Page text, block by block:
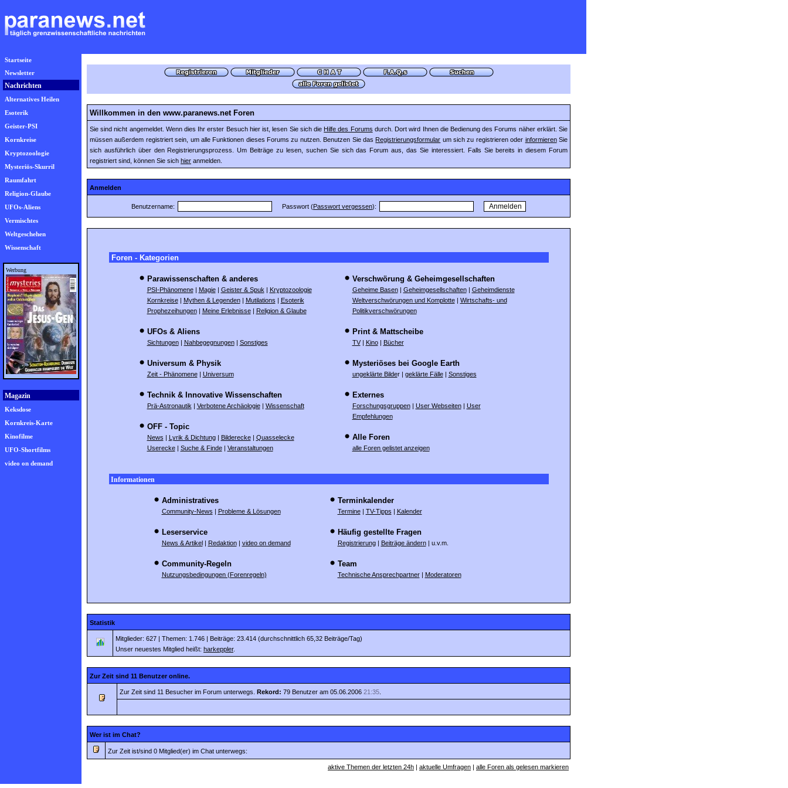
Startseite
Newsletter
Nachrichten
Alternatives Heilen
Esoterik
Geister-PSI
Kornkreise
Kryptozoologie
Mysteriös-Skurril
Raumfahrt
Religion-Glaube
UFOs-Aliens
Vermischtes
Weltgeschehen
Wissenschaft
Werbung
Magazin
Keksdose
Kornkreis-Karte
Kinofilme
UFO-Shortfilms
video on demand
Willkommen in den www.paranews.net Foren
Sie sind nicht angemeldet. Wenn dies Ihr erster Besuch hier ist, lesen Sie sich dieHilfe des Forums durch. Dort wird Ihnen die Bedienung des Forums näher erklärt. Sie
müssen außerdem registriert sein, um alle Funktionen dieses Forums zu nutzen. Benutzen Sie dasRegistrierungsformular um sich zu registrieren oder informierenSie
sich ausführlich über den Registrierungsprozess. Um Beiträge zu lesen, suchen Sie sich das Forum aus, das Sie interessiert. Falls Sie bereits in diesem Forum
registriert sind, können Sie sich hier anmelden.
Anmelden
Benutzername: Passwort (Passwort vergessen):
Foren - Kategorien
Parawissenschaften & anderes
PSI-Phänomene| Magie| Geister & Spuk | Kryptozoologie
Kornkreise| Mythen & Legenden| Mutilations | Esoterik
Prophezeihungen| Meine Erlebnisse| Religion & Glaube
UFOs & Aliens
Sichtungen| Nahbegegnungen| Sonstiges
Universum & Physik
Zeit - Phänomene| Universum
Technik & Innovative Wissenschaften
Prä-Astronautik | Verbotene Archäologie| Wissenschaft
OFF - Topic
News | Lyrik & Dichtung| Bilderecke| Quasselecke
Userecke| Suche & Finde| Veranstaltungen
Verschwörung & Geheimgesellschaften
Geheime Basen| Geheimgesellschaften| Geheimdienste
Weltverschwörungen und Komplotte| Wirtschafts- und
Politikverschwörungen
Print & Mattscheibe
TV| Kino| Bücher
Mysteriöses bei Google Earth
ungeklärte Bilder | geklärte Fälle| Sonstiges
Externes
Forschungsgruppen| User Webseiten| User
Empfehlungen
Alle Foren
alle Foren gelistet anzeigen
Informationen
Administratives
Community-News | Probleme & Lösungen
Leserservice
News & Artikel| Redaktion| video on demand
Community-Regeln
Nutzungsbedingungen (Forenregeln)
Terminkalender
Termine| TV-Tipps | Kalender
Häufig gestellte Fragen
Registrierung| Beiträge ändern| u.v.m.
Team
Technische Ansprechpartner| Moderatoren
Statistik
Mitglieder: 627 | Themen: 1.746 | Beiträge: 23.414 (durchschnittlich 65,32 Beiträge/Tag)
Unser neuestes Mitglied heißt: harkeppler.
Zur Zeit sind 11 Benutzer online.
Zur Zeit sind 11 Besucher im Forum unterwegs. Rekord: 79 Benutzer am 05.06.2006 21:35
Wer ist im Chat?
Zur Zeit ist/sind 0 Mitglied(er) im Chat unterwegs:
aktive Themen der letzten 24h | aktuelle Umfragen | alle Foren als gelesen markieren